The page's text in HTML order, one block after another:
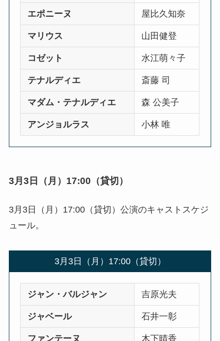
エポニーヌ 屋比久知奈
マリウス 山田健登
コゼット 水江萌々子
テナルディエ 斎藤 司
マダム・テナルディエ 森 公美子
アンジョルラス 小林 唯
3月3日（月）17:00（貸切）
3月3日（月）17:00（貸切）公演のキャストスケジ
ュール。
3月3日（月）17:00（貸切）
ジャン・バルジャン 吉原光夫
ジャベール 石井一彰
ファンテーヌ 木下晴香